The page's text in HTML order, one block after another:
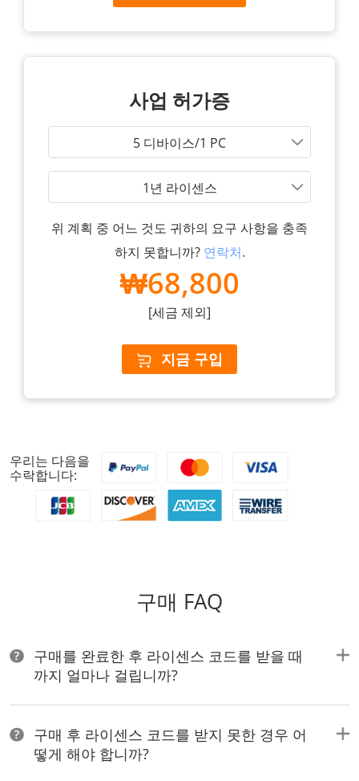
사업 허가증
5 디바이스/1 PC
1년 라이센스
위 계획 중 어느 것도 귀하의 요구 사항을 충족
하지 못합니까? 연락처.
₩68,800
[세금 제외]
지금 구입
우리는 다음을
수락합니다:
구매 FAQ
구매를 완료한 후 라이센스 코드를 받을 때
까지 얼마나 걸립니까?
구매 후 라이센스 코드를 받지 못한 경우 어
떻게 해야 합니까?